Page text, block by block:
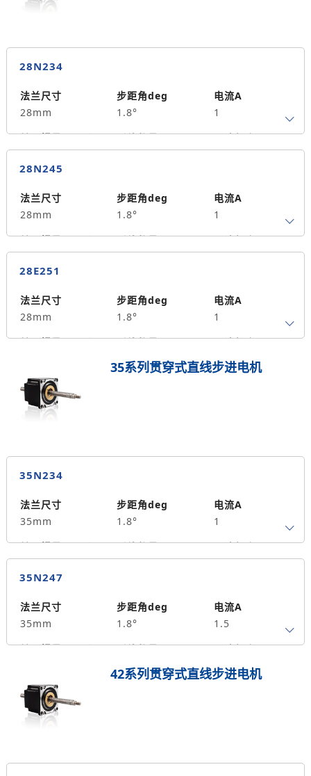
28N234
法兰尺寸
28mm
步距角deg
1.8°
电流A
1
转子惯量g.cm²
4
引线数量
34
马达长度mm
0.06
9
28N245
法兰尺寸
28mm
步距角deg
1.8°
电流A
1
转子惯量g.cm²
4
引线数量
45
马达长度mm
0.12
14
28E251
法兰尺寸
28mm
步距角deg
1.8°
电流A
1
转子惯量g.cm²
引线数量
51
马达长度mm
0.18
保持力矩N.m
17
35系列贯穿式直线步进电机
35N234
法兰尺寸
35mm
步距角deg
1.8°
电流A
1
转子惯量g.cm²
4
引线数量
34
马达长度mm
0.15
20
35N247
法兰尺寸
35mm
步距角deg
1.8°
电流A
1.5
转子惯量g.cm²
引线数量
47
马达长度mm
0.35
保持力矩N.m
30
42系列贯穿式直线步进电机